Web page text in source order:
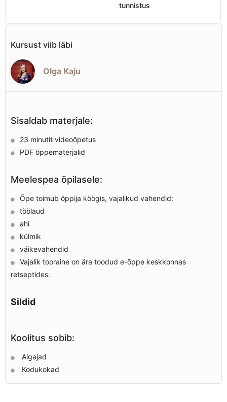
tunnistus
Kursust viib läbi
Olga Kaju
Sisaldab materjale:
23 minutit videoõpetus
PDF õppematerjalid
Meelespea õpilasele:
Õpe toimub õppija köögis, vajalikud vahendid:
töölaud
ahi
külmik
väikevahendid
Vajalik tooraine on ära toodud e-õppe keskkonnas
retseptides.
Sildid
Koolitus sobib:
Algajad
Kodukokad